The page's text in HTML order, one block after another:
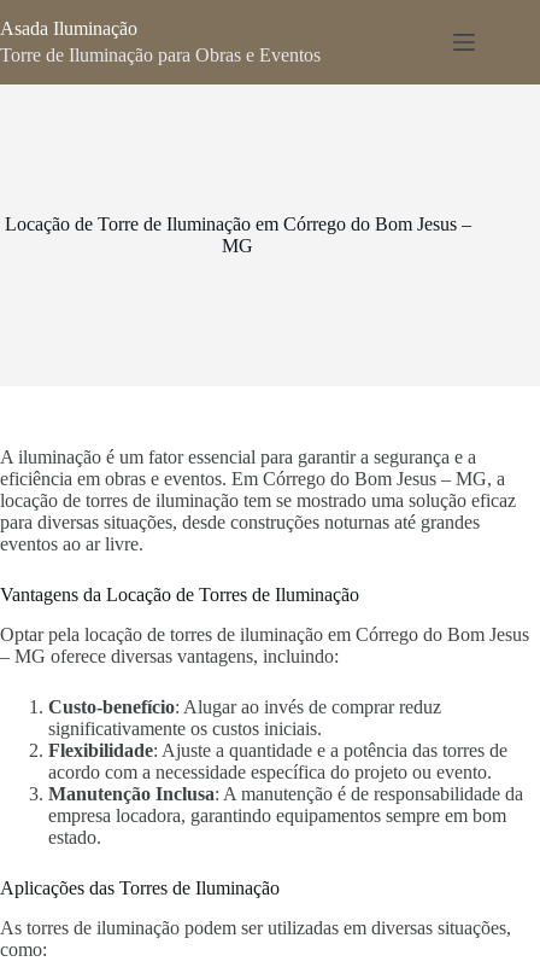
para
o
Asada Iluminação
Torre de Iluminação para Obras e Eventos
Locação de Torre de Iluminação em Córrego do Bom Jesus –
MG
A iluminação é um fator essencial para garantir a segurança e a
eficiência em obras e eventos. Em Córrego do Bom Jesus – MG, a
locação de torres de iluminação tem se mostrado uma solução eficaz
para diversas situações, desde construções noturnas até grandes
eventos ao ar livre.
Vantagens da Locação de Torres de Iluminação
Optar pela locação de torres de iluminação em Córrego do Bom Jesus
– MG oferece diversas vantagens, incluindo:
Custo-benefício: Alugar ao invés de comprar reduz
significativamente os custos iniciais.
Flexibilidade: Ajuste a quantidade e a potência das torres de
acordo com a necessidade específica do projeto ou evento.
Manutenção Inclusa: A manutenção é de responsabilidade da
empresa locadora, garantindo equipamentos sempre em bom
estado.
Aplicações das Torres de Iluminação
As torres de iluminação podem ser utilizadas em diversas situações,
como: